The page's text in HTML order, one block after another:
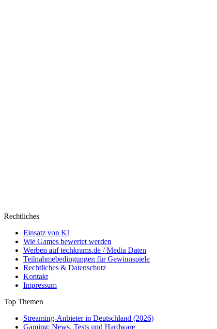
Rechtliches
Einsatz von KI
Wie Games bewertet werden
Werben auf techkrams.de / Media Daten
Teilnahmebedingungen für Gewinnspiele
Rechtliches & Datenschutz
Kontakt
Impressum
Top Themen
Streaming-Anbieter in Deutschland (2026)
Gaming: News, Tests und Hardware